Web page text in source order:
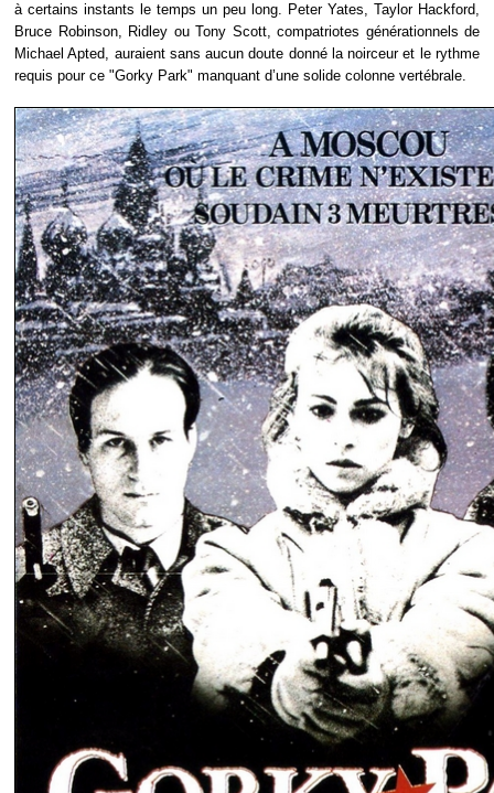
à certains instants le temps un peu long. Peter Yates, Taylor Hackford,
Bruce Robinson, Ridley ou Tony Scott, compatriotes générationnels de
Michael Apted, auraient sans aucun doute donné la noirceur et le rythme
requis pour ce "Gorky Park" manquant d’une solide colonne vertébrale.